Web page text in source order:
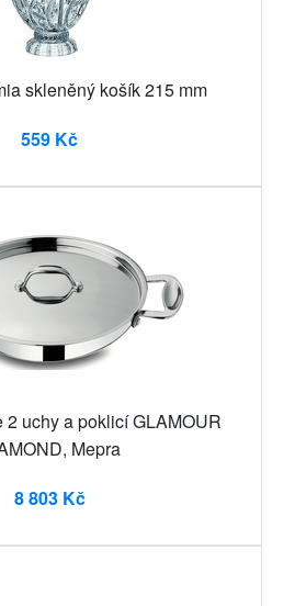
skleněný košík 215 mm
559 Kč
2 uchy a poklicí GLAMOUR
Mepra
8 803 Kč